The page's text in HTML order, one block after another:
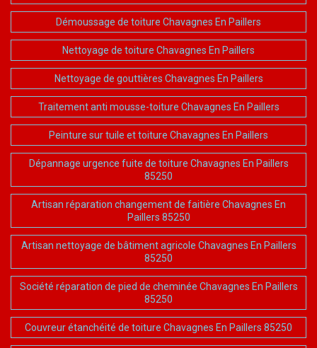
Démoussage de toiture Chavagnes En Paillers
Nettoyage de toiture Chavagnes En Paillers
Nettoyage de gouttières Chavagnes En Paillers
Traitement anti mousse-toiture Chavagnes En Paillers
Peinture sur tuile et toiture Chavagnes En Paillers
Dépannage urgence fuite de toiture Chavagnes En Paillers
85250
Artisan réparation changement de faitière Chavagnes En
Paillers 85250
Artisan nettoyage de bâtiment agricole Chavagnes En Paillers
85250
Société réparation de pied de cheminée Chavagnes En Paillers
85250
Couvreur étanchéité de toiture Chavagnes En Paillers 85250